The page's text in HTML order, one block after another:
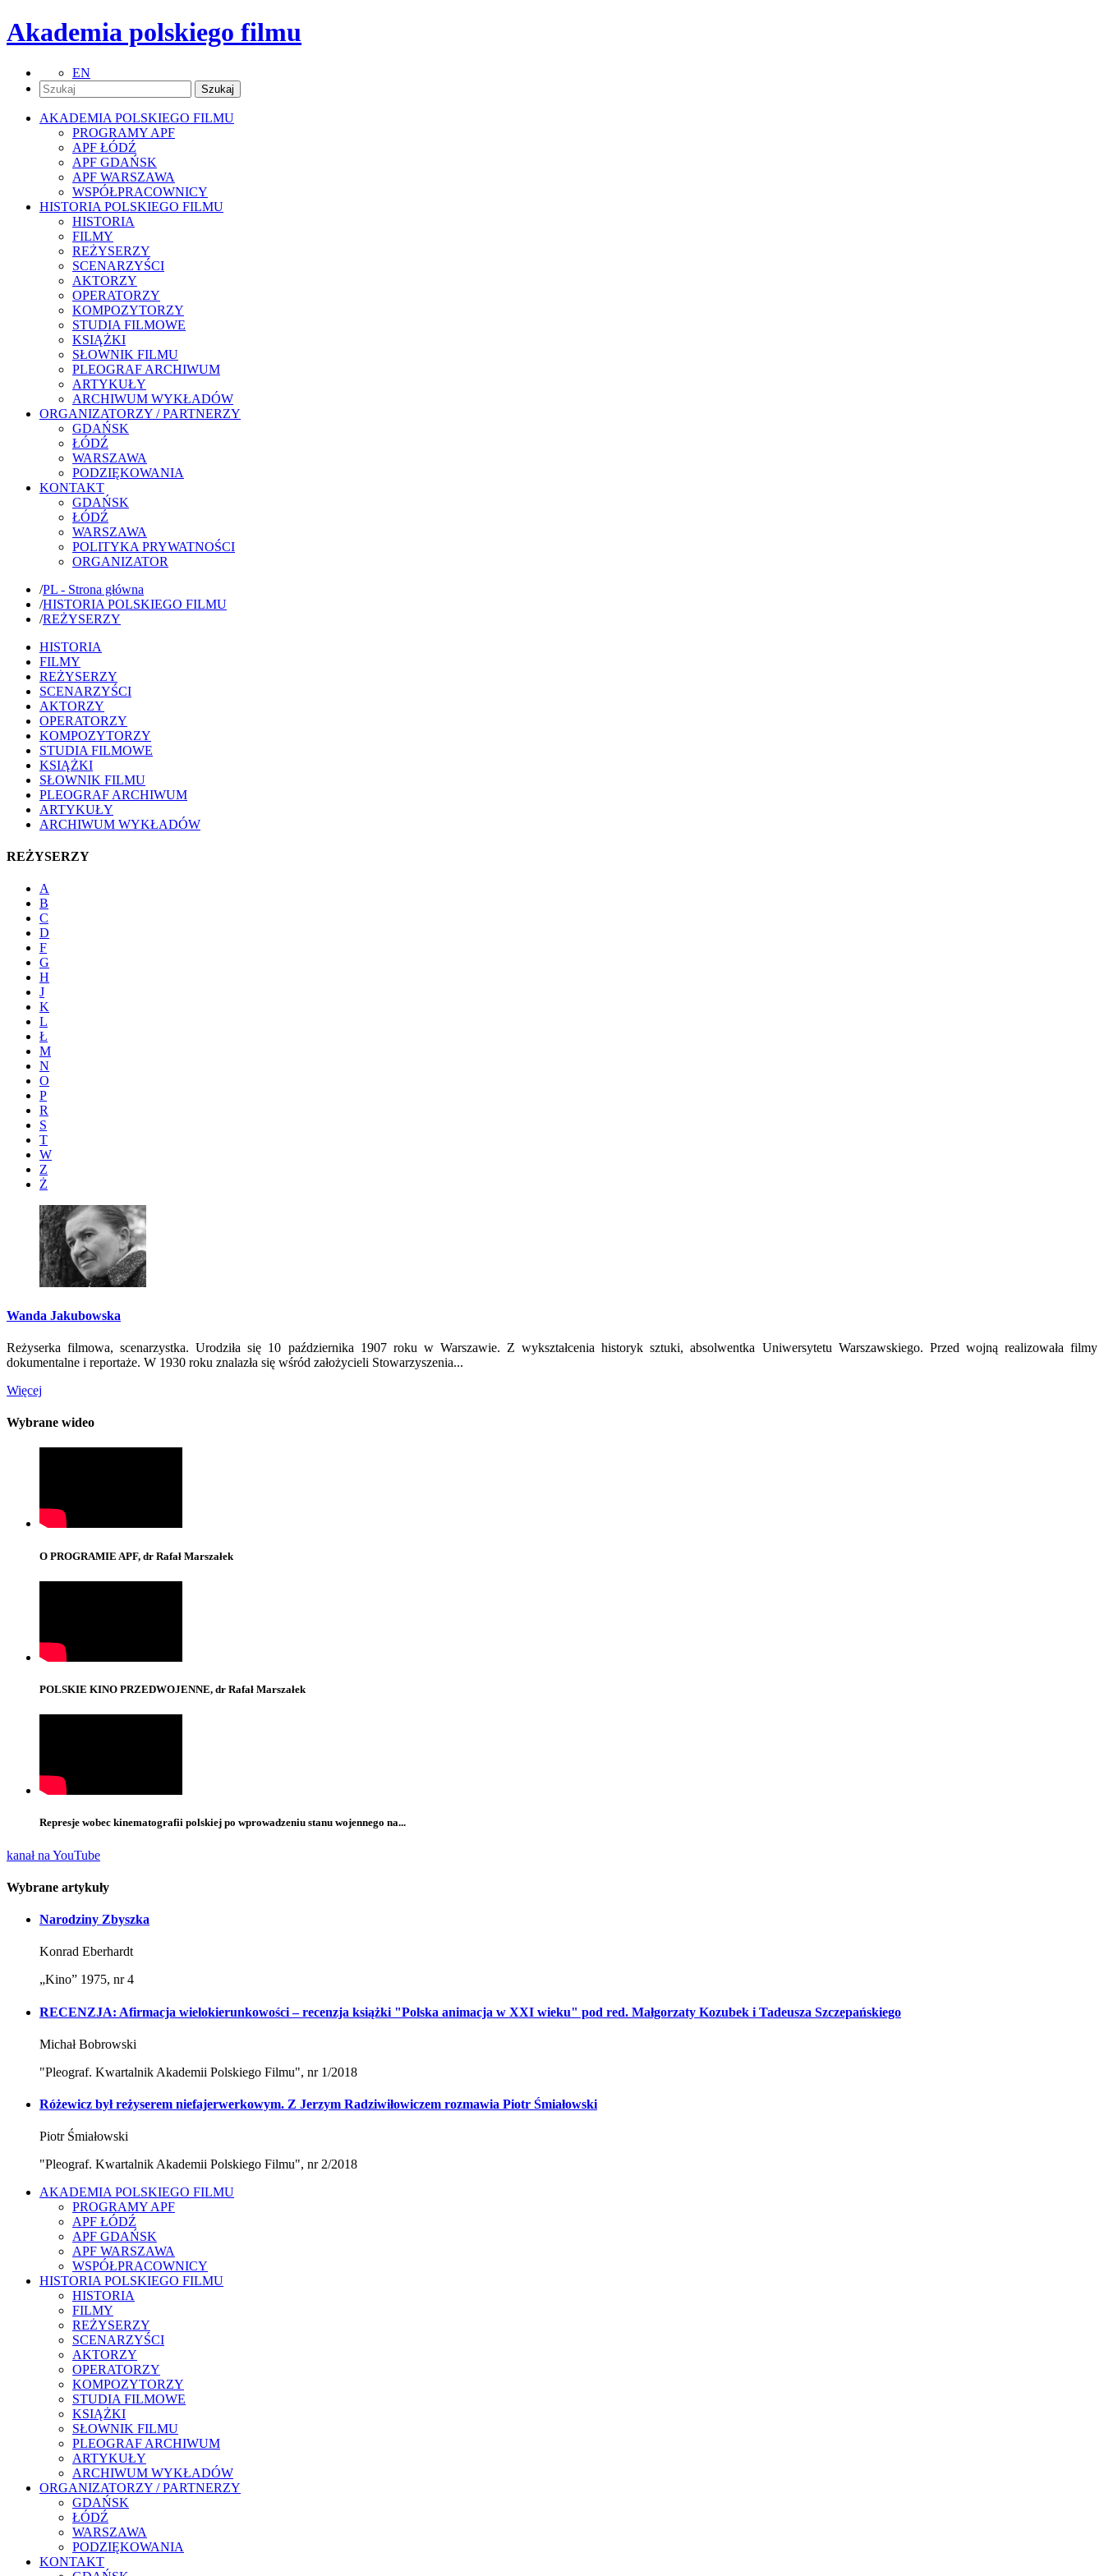
Akademia polskiego filmu
EN
AKADEMIA POLSKIEGO FILMU
PROGRAMY APF
APF ŁÓDŹ
APF GDAŃSK
APF WARSZAWA
WSPÓŁPRACOWNICY
HISTORIA POLSKIEGO FILMU
HISTORIA
FILMY
REŻYSERZY
SCENARZYŚCI
AKTORZY
OPERATORZY
KOMPOZYTORZY
STUDIA FILMOWE
KSIĄŻKI
SŁOWNIK FILMU
PLEOGRAF ARCHIWUM
ARTYKUŁY
ARCHIWUM WYKŁADÓW
ORGANIZATORZY / PARTNERZY
GDAŃSK
ŁÓDŹ
WARSZAWA
PODZIĘKOWANIA
KONTAKT
GDAŃSK
ŁÓDŹ
WARSZAWA
POLITYKA PRYWATNOŚCI
ORGANIZATOR
/PL - Strona główna
/HISTORIA POLSKIEGO FILMU
/REŻYSERZY
HISTORIA
FILMY
REŻYSERZY
SCENARZYŚCI
AKTORZY
OPERATORZY
KOMPOZYTORZY
STUDIA FILMOWE
KSIĄŻKI
SŁOWNIK FILMU
PLEOGRAF ARCHIWUM
ARTYKUŁY
ARCHIWUM WYKŁADÓW
REŻYSERZY
A
B
C
D
F
G
H
J
K
L
Ł
M
N
O
P
R
S
T
W
Z
Ż
Wanda Jakubowska
Reżyserka filmowa, scenarzystka. Urodziła się 10 października 1907 roku w Warszawie. Z wykształcenia historyk sztuki, absolwentka Uniwersytetu Warszawskiego. Przed wojną realizowała filmy
dokumentalne i reportaże. W 1930 roku znalazła się wśród założycieli Stowarzyszenia...
Więcej
Wybrane wideo
O PROGRAMIE APF, dr Rafał Marszałek
POLSKIE KINO PRZEDWOJENNE, dr Rafał Marszałek
Represje wobec kinematografii polskiej po wprowadzeniu stanu wojennego na...
kanał na YouTube
Wybrane artykuły
Narodziny Zbyszka
Konrad Eberhardt
„Kino” 1975, nr 4
RECENZJA: Afirmacja wielokierunkowości – recenzja książki "Polska animacja w XXI wieku" pod red. Małgorzaty Kozubek i Tadeusza Szczepańskiego
Michał Bobrowski
"Pleograf. Kwartalnik Akademii Polskiego Filmu", nr 1/2018
Różewicz był reżyserem niefajerwerkowym. Z Jerzym Radziwiłowiczem rozmawia Piotr Śmiałowski
Piotr Śmiałowski
"Pleograf. Kwartalnik Akademii Polskiego Filmu", nr 2/2018
AKADEMIA POLSKIEGO FILMU
PROGRAMY APF
APF ŁÓDŹ
APF GDAŃSK
APF WARSZAWA
WSPÓŁPRACOWNICY
HISTORIA POLSKIEGO FILMU
HISTORIA
FILMY
REŻYSERZY
SCENARZYŚCI
AKTORZY
OPERATORZY
KOMPOZYTORZY
STUDIA FILMOWE
KSIĄŻKI
SŁOWNIK FILMU
PLEOGRAF ARCHIWUM
ARTYKUŁY
ARCHIWUM WYKŁADÓW
ORGANIZATORZY / PARTNERZY
GDAŃSK
ŁÓDŹ
WARSZAWA
PODZIĘKOWANIA
KONTAKT